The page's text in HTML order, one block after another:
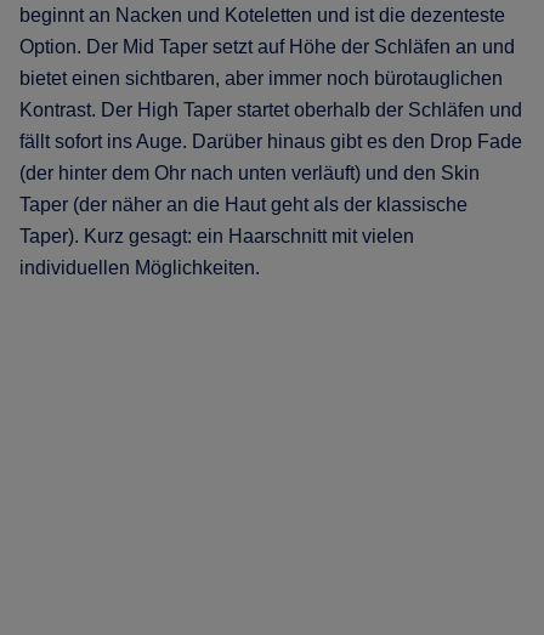
beginnt an Nacken und Koteletten und ist die dezenteste
Option. Der Mid Taper setzt auf Höhe der Schläfen an und
bietet einen sichtbaren, aber immer noch bürotauglichen
Kontrast. Der High Taper startet oberhalb der Schläfen und
fällt sofort ins Auge. Darüber hinaus gibt es den Drop Fade
(der hinter dem Ohr nach unten verläuft) und den Skin
Taper (der näher an die Haut geht als der klassische
Taper). Kurz gesagt: ein Haarschnitt mit vielen
individuellen Möglichkeiten.